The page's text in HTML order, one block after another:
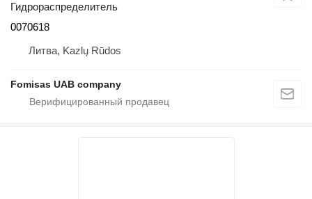
Гидрораспределитель
0070618
Литва, Kazlų Rūdos
Fomisas UAB company